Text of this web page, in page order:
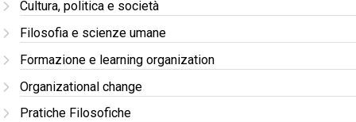
Cultura, politica e società
Filosofia e scienze umane
Formazione e learning organization
Organizational change
Pratiche Filosofiche